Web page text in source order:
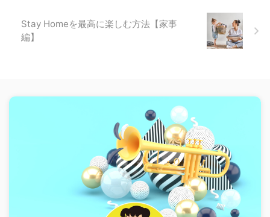
Stay Homeを最高に楽しむ方法【家事
編】